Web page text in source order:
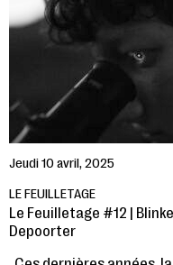
Jeudi 10 avril, 2025
LE FEUILLETAGE
Le Feuilletage #12 |
Depoorter